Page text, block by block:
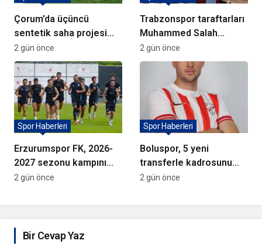
Çorum’da üçüncü
sentetik saha projesi
için söz verildi
2 gün önce
Trabzonspor taraftarları
Muhammed Salah
formalarına akın ediyor
2 gün önce
Erzurumspor FK, 2026-
2027 sezonu kampını
tamamladı
Spor Haberleri
2 gün önce
Boluspor, 5 yeni
transferle kadrosunu
güçlendirdi
Spor Haberleri
2 gün önce
Bir Cevap Yaz